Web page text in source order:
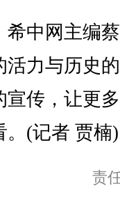
中网主编蔡
活力与历史
传，让更
。(记者 贾楠)
责